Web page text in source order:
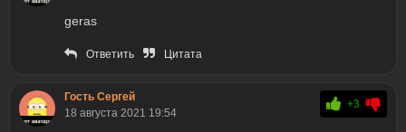
geras
Ответить Цитата
Гость Сергей
18 августа 2021 19:54
+3